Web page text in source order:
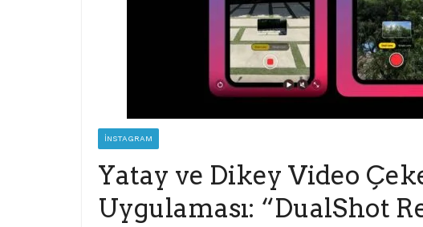
İNSTAGRAM
Yatay ve Dikey Video
Uygulaması: “DualShot